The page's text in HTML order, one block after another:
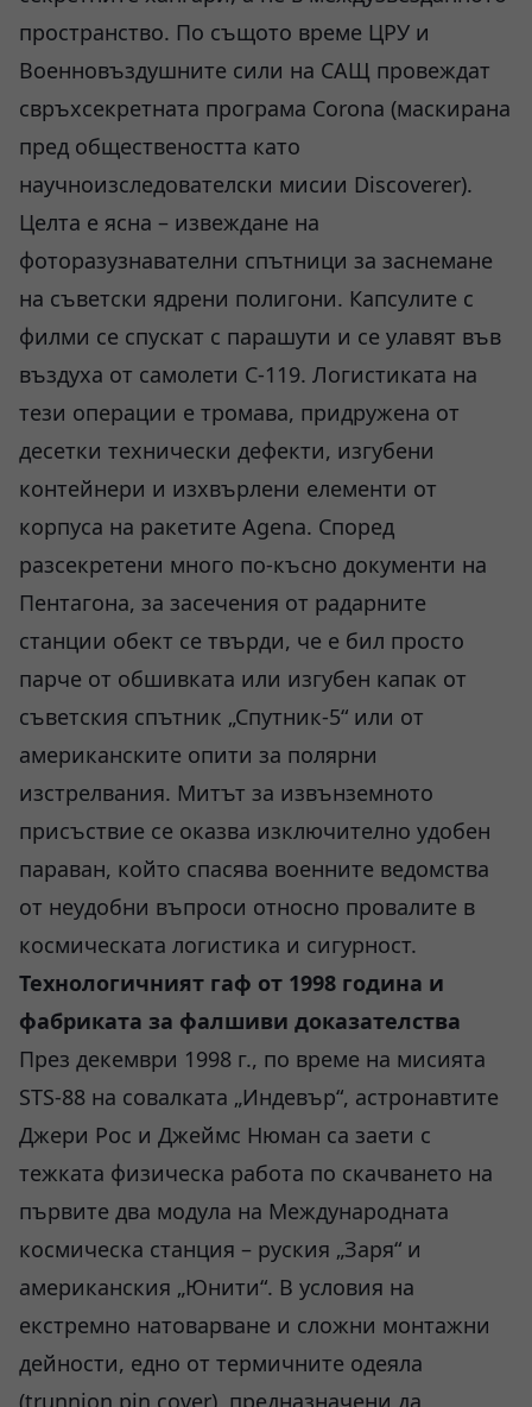
пространство. По същото време ЦРУ и
Военновъздушните сили на САЩ провеждат
свръхсекретната програма Corona (маскирана
пред обществеността като
научноизследователски мисии Discoverer).
Целта е ясна – извеждане на
фоторазузнавателни спътници за заснемане
на съветски ядрени полигони. Капсулите с
филми се спускат с парашути и се улавят във
въздуха от самолети C-119. Логистиката на
тези операции е тромава, придружена от
десетки технически дефекти, изгубени
контейнери и изхвърлени елементи от
корпуса на ракетите Agena. Според
разсекретени много по-късно документи на
Пентагона, за засечения от радарните
станции обект се твърди, че е бил просто
парче от обшивката или изгубен капак от
съветския спътник „Спутник-5“ или от
американските опити за полярни
изстрелвания. Митът за извънземното
присъствие се оказва изключително удобен
параван, който спасява военните ведомства
от неудобни въпроси относно провалите в
космическата логистика и сигурност.
Технологичният гаф от 1998 година и
фабриката за фалшиви доказателства
През декември 1998 г., по време на мисията
STS-88 на совалката „Индевър“, астронавтите
Джери Рос и Джеймс Нюман са заети с
тежката физическа работа по скачването на
първите два модула на Международната
космическа станция – руския „Заря“ и
американския „Юнити“. В условия на
екстремно натоварване и сложни монтажни
дейности, едно от термичните одеяла
(trunnion pin cover), предназначени да